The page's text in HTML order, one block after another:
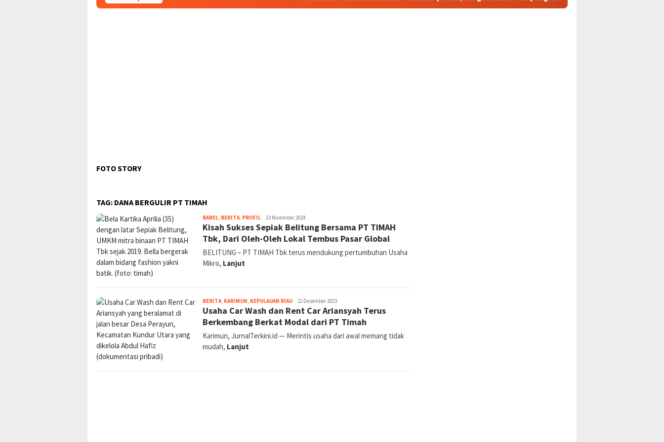
FOTO STORY
TAG: DANA BERGULIR PT TIMAH
BABEL, BERITA, PROFILjurnal
23 November 2024
Kisah Sukses Sepiak Belitung Bersama PT TIMAH
Tbk, Dari Oleh-Oleh Lokal Tembus Pasar Global
BELITUNG – PT TIMAH Tbk terus mendukung pertumbuhan Usaha
Mikro, Lanjut
BERITA, KARIMUN, KEPULAUAN RIAUjurnal
22 Desember 2023
Usaha Car Wash dan Rent Car Ariansyah Terus
Berkembang Berkat Modal dari PT Timah
Karimun, JurnalTerkini.id — Merintis usaha dari awal memang tidak
mudah, Lanjut